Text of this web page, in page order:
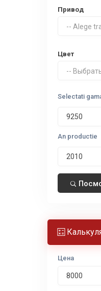
Привод
-- Alege
Цвет
--
Selectati
An productie
Цена